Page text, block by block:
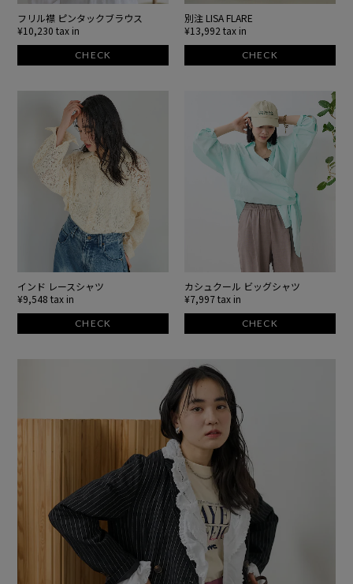
フリル襟 ピンタックブラウス
¥10,230 tax in
CHECK
別注 LISA FLARE
¥13,992 tax in
CHECK
インド レースシャツ
¥9,548 tax in
CHECK
カシュクール ビッグシャツ
¥7,997 tax in
CHECK